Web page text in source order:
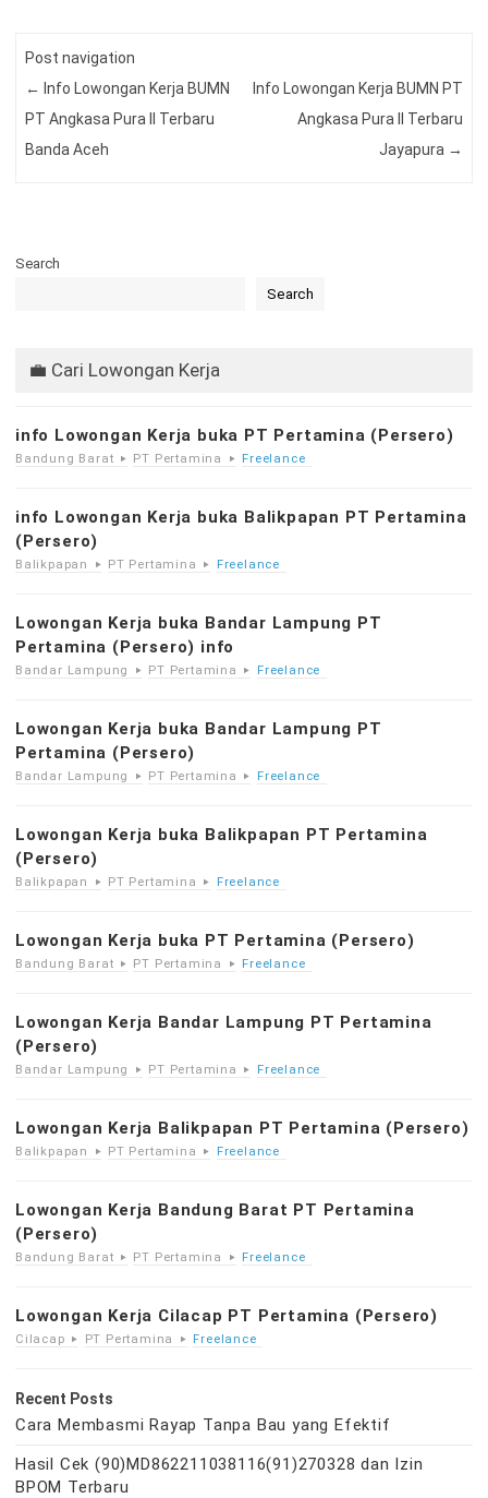
Post navigation
← Info Lowongan Kerja BUMN
PT Angkasa Pura II Terbaru
Banda Aceh
Info Lowongan Kerja BUMN PT
Angkasa Pura II Terbaru
Jayapura →
Search
Search
💼 Cari Lowongan Kerja
info Lowongan Kerja buka PT Pertamina (Persero)
Bandung Barat PT Pertamina Freelance
info Lowongan Kerja buka Balikpapan PT Pertamina
(Persero)
Balikpapan PT Pertamina Freelance
Lowongan Kerja buka Bandar Lampung PT
Pertamina (Persero) info
Bandar Lampung PT Pertamina Freelance
Lowongan Kerja buka Bandar Lampung PT
Pertamina (Persero)
Bandar Lampung PT Pertamina Freelance
Lowongan Kerja buka Balikpapan PT Pertamina
(Persero)
Balikpapan PT Pertamina Freelance
Lowongan Kerja buka PT Pertamina (Persero)
Bandung Barat PT Pertamina Freelance
Lowongan Kerja Bandar Lampung PT Pertamina
(Persero)
Bandar Lampung PT Pertamina Freelance
Lowongan Kerja Balikpapan PT Pertamina (Persero)
Balikpapan PT Pertamina Freelance
Lowongan Kerja Bandung Barat PT Pertamina
(Persero)
Bandung Barat PT Pertamina Freelance
Lowongan Kerja Cilacap PT Pertamina (Persero)
Cilacap PT Pertamina Freelance
Recent Posts
Cara Membasmi Rayap Tanpa Bau yang Efektif
Hasil Cek (90)MD862211038116(91)270328 dan Izin
BPOM Terbaru